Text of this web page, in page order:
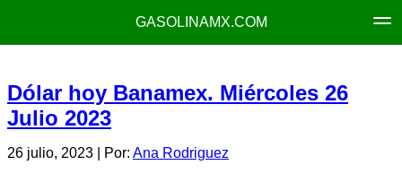
GASOLINAMX.COM
Dólar hoy Banamex. Miércoles 26
Julio 2023
26 julio, 2023 | Por: Ana Rodriguez